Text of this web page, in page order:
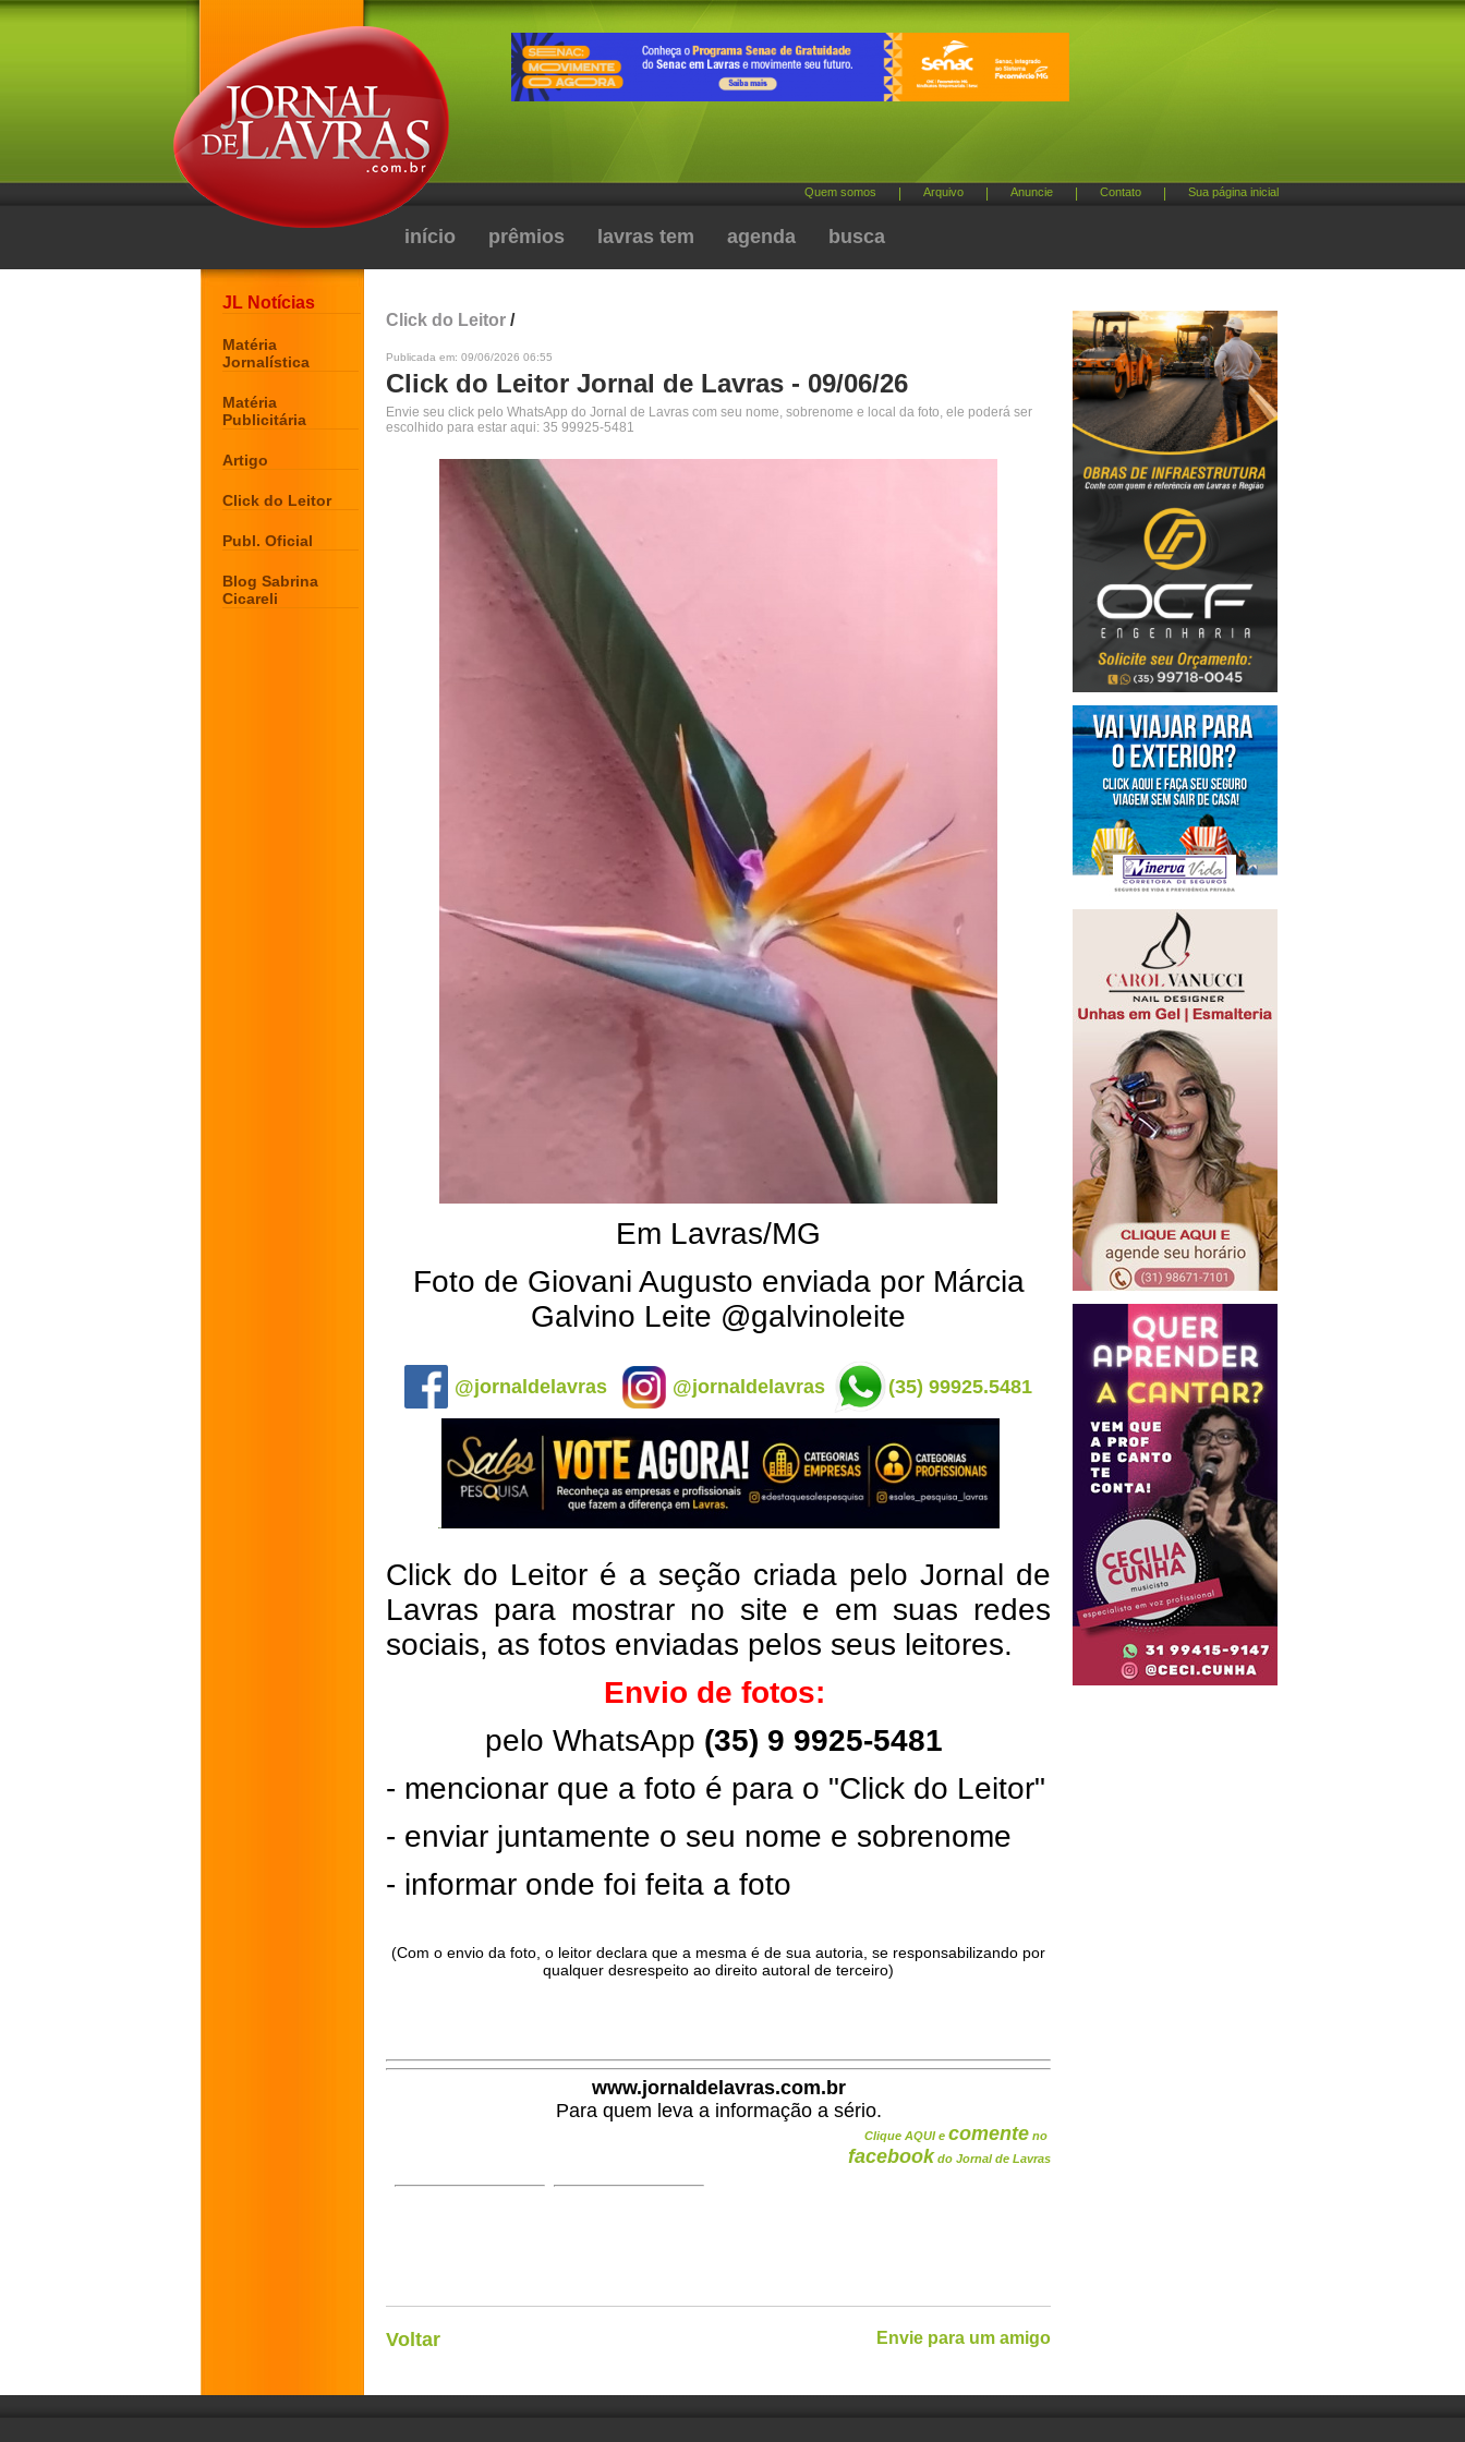
Quem somos Arquivo Anuncie Contato Sua página inicial
início prêmios lavras tem agenda busca
JL Notícias
Matéria
Jornalística
Matéria
Publicitária
Artigo
Click do Leitor
Publ. Oficial
Blog Sabrina
Cicareli
Click do Leitor /
Publicada em: 09/06/2026 06:55
Click do Leitor Jornal de Lavras - 09/06/26
Envie seu click pelo WhatsApp do Jornal de Lavras com seu nome, sobrenome e local da foto, ele poderá ser
escolhido para estar aqui: 35 99925-5481
Em Lavras/MG
Foto de Giovani Augusto enviada por Márcia
Galvino Leite @galvinoleite
@jornaldelavras @jornaldelavras (35) 99925.5481
Click do Leitor é a seção criada pelo Jornal de
Lavras para mostrar no site e em suas redes
sociais, as fotos enviadas pelos seus leitores.
Envio de fotos:
pelo WhatsApp (35) 9 9925-5481
- mencionar que a foto é para o "Click do Leitor"
- enviar juntamente o seu nome e sobrenome
- informar onde foi feita a foto
(Com o envio da foto, o leitor declara que a mesma é de sua autoria, se responsabilizando por
qualquer desrespeito ao direito autoral de terceiro)
www.jornaldelavras.com.br
Para quem leva a informação a sério.
Clique AQUI e comente no
facebook do Jornal de Lavras
Voltar Envie para um amigo